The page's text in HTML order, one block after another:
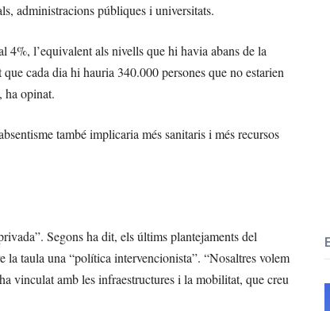
administracions públiques i universitats.
l’equivalent als nivells que hi havia abans de la
cada dia hi hauria 340.000 persones que no estarien
ha opinat.
també implicaria més sanitaris i més recursos
Segons ha dit, els últims plantejaments del
la taula una “política intervencionista”. “Nosaltres volem
vinculat amb les infraestructures i la mobilitat, que creu